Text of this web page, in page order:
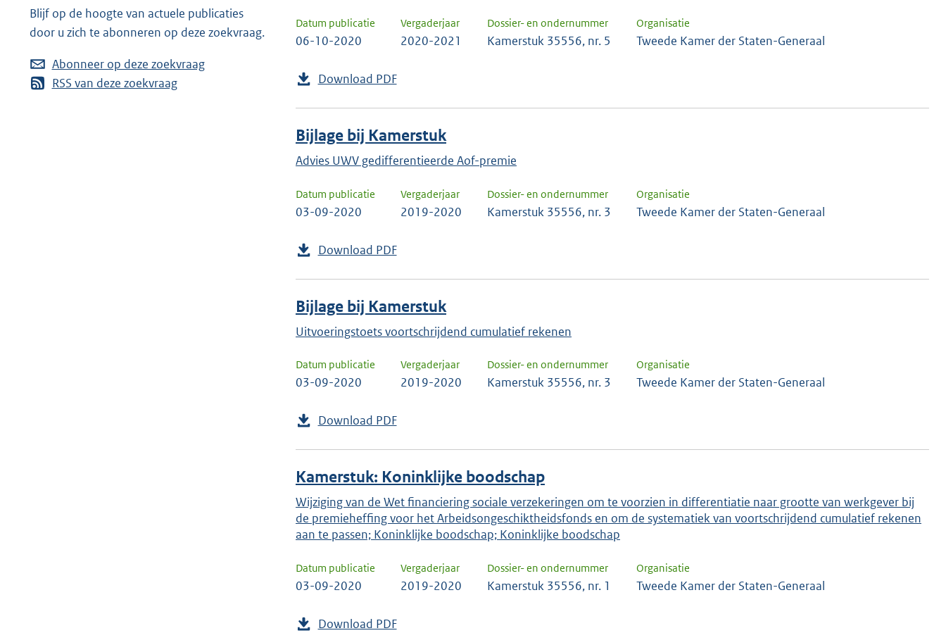
Blijf op de hoogte van actuele publicaties
door u zich te abonneren op deze zoekvraag.
Abonneer op deze zoekvraag
RSS van deze zoekvraag
Datum publicatie
06-10-2020
Vergaderjaar
2020-2021
Dossier- en ondernummer
Kamerstuk 35556, nr. 5
Organisatie
Tweede Kamer der Staten-Generaal
Download PDF
Bijlage bij Kamerstuk
Advies UWV gedifferentieerde Aof-premie
Datum publicatie
03-09-2020
Vergaderjaar
2019-2020
Dossier- en ondernummer
Kamerstuk 35556, nr. 3
Organisatie
Tweede Kamer der Staten-Generaal
Download PDF
Bijlage bij Kamerstuk
Uitvoeringstoets voortschrijdend cumulatief rekenen
Datum publicatie
03-09-2020
Vergaderjaar
2019-2020
Dossier- en ondernummer
Kamerstuk 35556, nr. 3
Organisatie
Tweede Kamer der Staten-Generaal
Download PDF
Kamerstuk: Koninklijke boodschap
Wijziging van de Wet financiering sociale verzekeringen om te voorzien in differentiatie naar grootte van werkgever bij
de premieheffing voor het Arbeidsongeschiktheidsfonds en om de systematiek van voortschrijdend cumulatief rekenen
aan te passen; Koninklijke boodschap; Koninklijke boodschap
Datum publicatie
03-09-2020
Vergaderjaar
2019-2020
Dossier- en ondernummer
Kamerstuk 35556, nr. 1
Organisatie
Tweede Kamer der Staten-Generaal
Download PDF